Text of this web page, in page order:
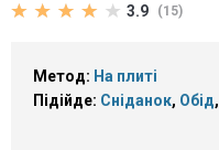
3.9 (15)
Метод: На плиті
Підійде: Сніданок, Обід,